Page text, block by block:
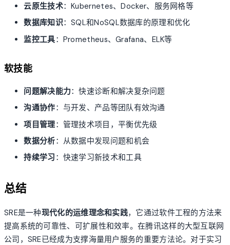
云原生技术：Kubernetes、Docker、服务网格等
数据库知识：SQL和NoSQL数据库的原理和优化
监控工具：Prometheus、Grafana、ELK等
软技能
问题解决能力：快速诊断和解决复杂问题
沟通协作：与开发、产品等团队有效沟通
项目管理：管理技术项目，平衡优先级
数据分析：从数据中发现问题和机会
持续学习 ：快速学习新技术和工具
总结
SRE是一种现代化的运维理念和实践，它通过软件工程的方法来
提高系统的可靠性、可扩展性和效率。在腾讯这样的大型互联网
公司，SRE已经成为支撑海量用户服务的重要方法论。对于实习